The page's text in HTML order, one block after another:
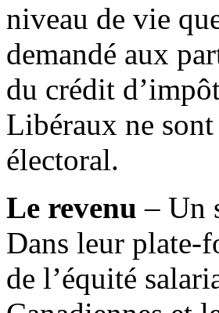
niveau de vie
demandé aux
du crédit
Libéraux ne
électoral.
Le revenu– Un
Dans leur plate-
de l’équité